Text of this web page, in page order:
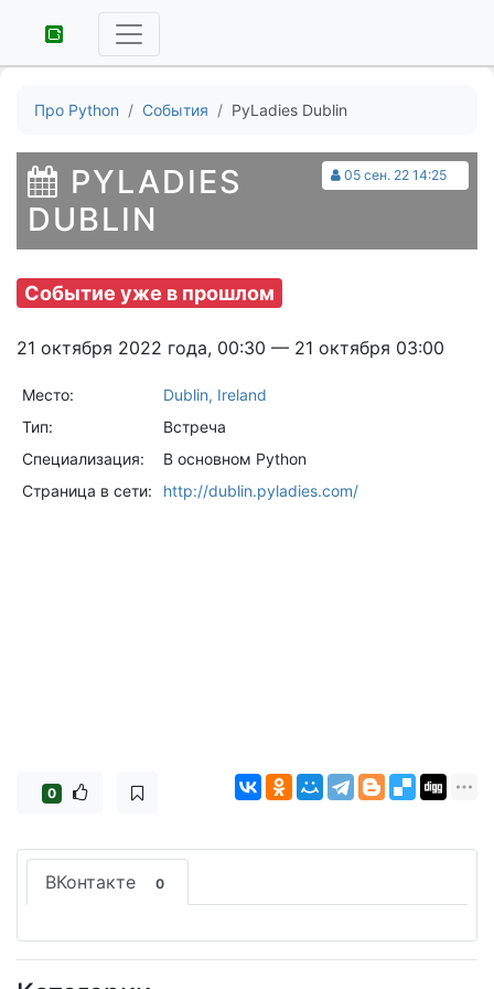
Про Python События PyLadies Dublin
05 сен. 22 14:25
PYLADIES
DUBLIN
Событие уже в прошлом
21 октября 2022 года, 00:30 — 21 октября 03:00
Место:
Dublin, Ireland
Тип:
Встреча
Специализация:
В основном Python
Страница в сети:
http://dublin.pyladies.com/
0
ВКонтакте 0